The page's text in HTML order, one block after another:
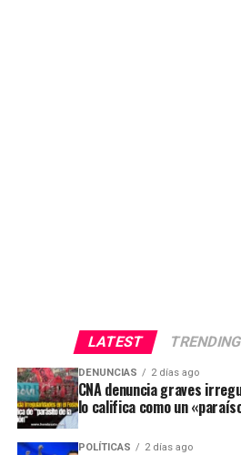
LATEST TRENDING
DENUNCIAS 2 días ago
CNA denuncia graves
lo califica como un
POLÍTICAS 2 días ago